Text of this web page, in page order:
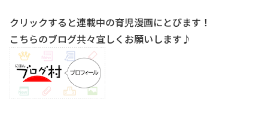
クリックすると連載中の育児漫画にとびます！
こちらのブログ共々宜しくお願いします♪